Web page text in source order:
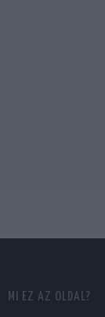
MI EZ AZ OLDAL?